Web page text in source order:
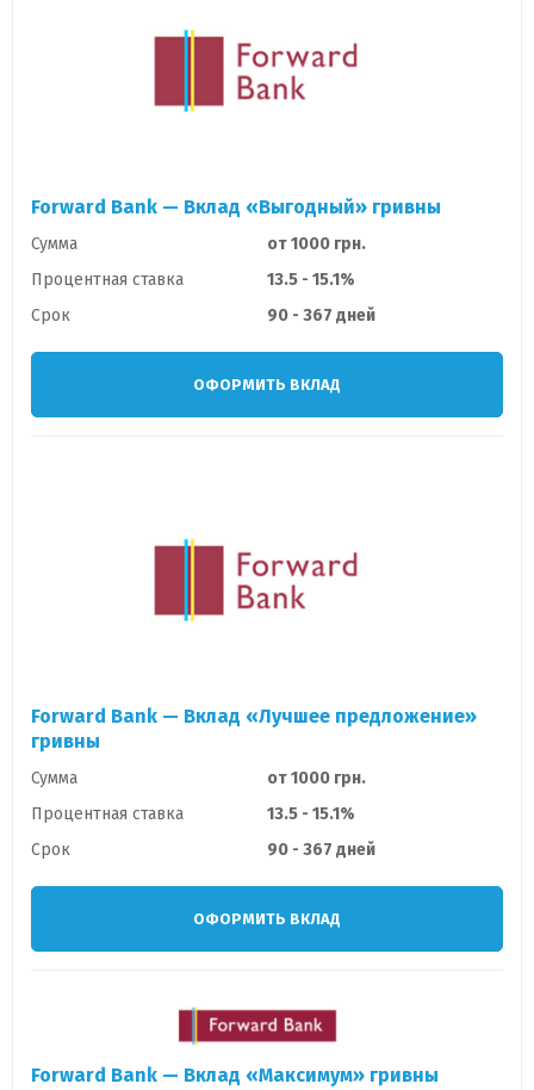
Forward Bank — Вклад «Выгодный» гривны
Сумма
от 1000 грн.
Процентная ставка
13.5 - 15.1%
Срок
90 - 367 дней
ОФОРМИТЬ ВКЛАД
Forward Bank — Вклад «Лучшее предложение»
гривны
Сумма
от 1000 грн.
Процентная ставка
13.5 - 15.1%
Срок
90 - 367 дней
ОФОРМИТЬ ВКЛАД
Forward Bank — Вклад «Максимум» гривны